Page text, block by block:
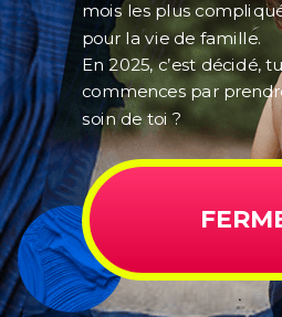
mois les plus
pour la vie de famille.
En 2025, c’est décidé,
commences par
soin de toi ?